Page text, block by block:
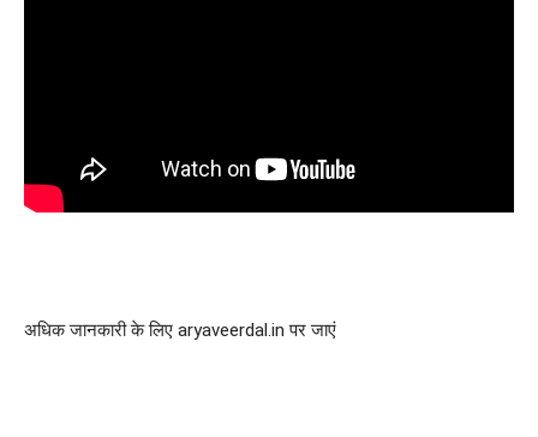
अधिक जानकारी के लिए aryaveerdal.in पर जाएं